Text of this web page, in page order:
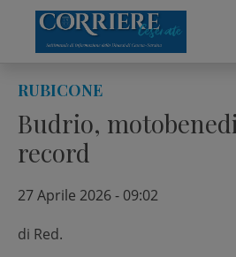
content
RUBICONE
Budrio,
record
27 Aprile 2026 - 09:02
di Red.